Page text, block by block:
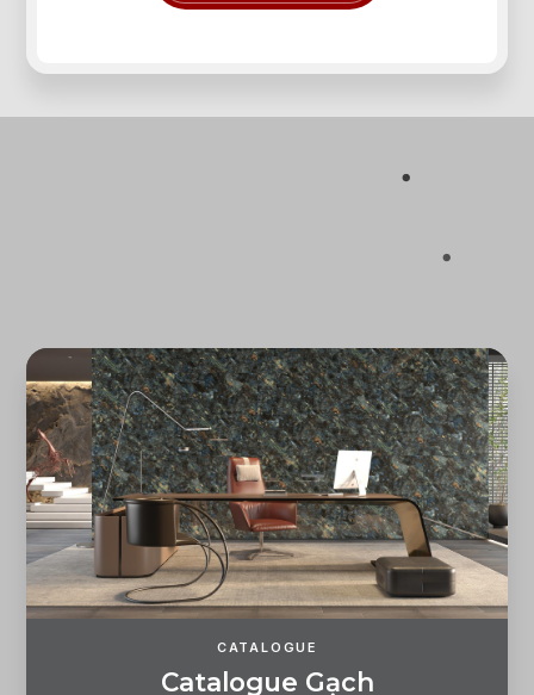
CATALOGUE
Catalogue Gạch
Quên mật khẩu?
ĐĂNG KÝ ĐĂNG NHẬP